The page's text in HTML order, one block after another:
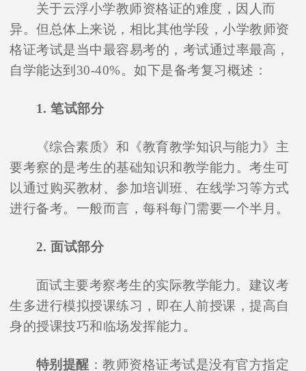
关于云浮小学教师资格证的难度，因人而
异。但总体上来说，相比其他学段，小学教师资
格证考试是当中最容易考的，考试通过率最高，
自学能达到30-40%。如下是备考复习概述：
1. 笔试部分
《综合素质》和《教育教学知识与能力》主
要考察的是考生的基础知识和教学能力。考生可
以通过购买教材、参加培训班、在线学习等方式
进行备考。一般而言，每科每门需要一个半月。
2. 面试部分
面试主要考察考生的实际教学能力。建议考
生多进行模拟授课练习，即在人前授课，提高自
身的授课技巧和临场发挥能力。
特别提醒 ：教师资格证考试是没有官方指定